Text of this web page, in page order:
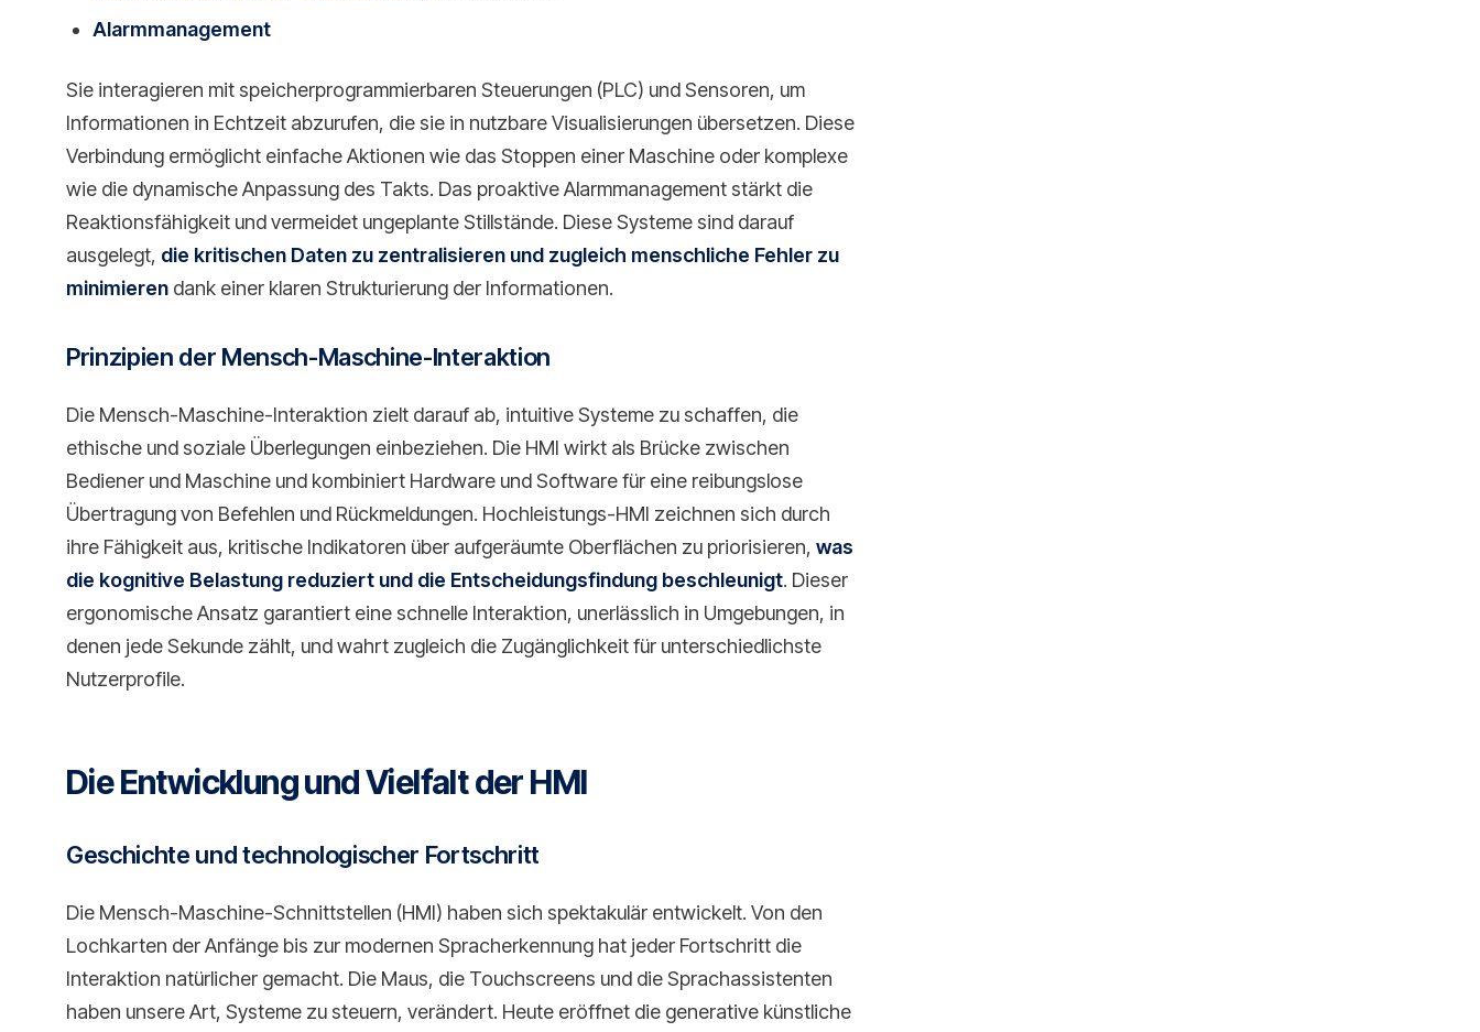
Alarmmanagement
Sie interagieren mit speicherprogrammierbaren Steuerungen (PLC) und Sensoren, um
Informationen in Echtzeit abzurufen, die sie in nutzbare Visualisierungen übersetzen. Diese
Verbindung ermöglicht einfache Aktionen wie das Stoppen einer Maschine oder komplexe
wie die dynamische Anpassung des Takts. Das proaktive Alarmmanagement stärkt die
Reaktionsfähigkeit und vermeidet ungeplante Stillstände. Diese Systeme sind darauf
ausgelegt, die kritischen Daten zu zentralisieren und zugleich menschliche Fehler zu
minimieren dank einer klaren Strukturierung der Informationen.
Prinzipien der Mensch-Maschine-Interaktion
Die Mensch-Maschine-Interaktion zielt darauf ab, intuitive Systeme zu schaffen, die
ethische und soziale Überlegungen einbeziehen. Die HMI wirkt als Brücke zwischen
Bediener und Maschine und kombiniert Hardware und Software für eine reibungslose
Übertragung von Befehlen und Rückmeldungen. Hochleistungs-HMI zeichnen sich durch
ihre Fähigkeit aus, kritische Indikatoren über aufgeräumte Oberflächen zu priorisieren, was
die kognitive Belastung reduziert und die Entscheidungsfindung beschleunigt. Dieser
ergonomische Ansatz garantiert eine schnelle Interaktion, unerlässlich in Umgebungen, in
denen jede Sekunde zählt, und wahrt zugleich die Zugänglichkeit für unterschiedlichste
Nutzerprofile.
Die Entwicklung und Vielfalt der HMI
Geschichte und technologischer Fortschritt
Die Mensch-Maschine-Schnittstellen (HMI) haben sich spektakulär entwickelt. Von den
Lochkarten der Anfänge bis zur modernen Spracherkennung hat jeder Fortschritt die
Interaktion natürlicher gemacht. Die Maus, die Touchscreens und die Sprachassistenten
haben unsere Art, Systeme zu steuern, verändert. Heute eröffnet die generative künstliche